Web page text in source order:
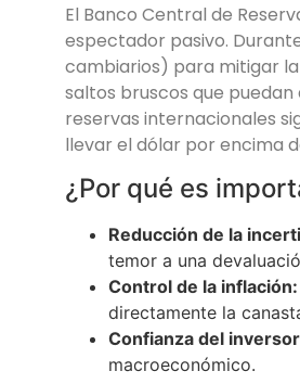
El Banco Central de
espectador pasivo.
cambiarios) para mitigar la
saltos bruscos que
reservas internacionales
llevar el dólar por encima
¿Por qué es
Reducción de la
temor a una
Control de la inflación:
directamente la
Confianza del
macroeconómico.